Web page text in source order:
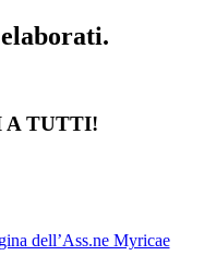
A TUTTI!
dell’Ass.ne Myricae